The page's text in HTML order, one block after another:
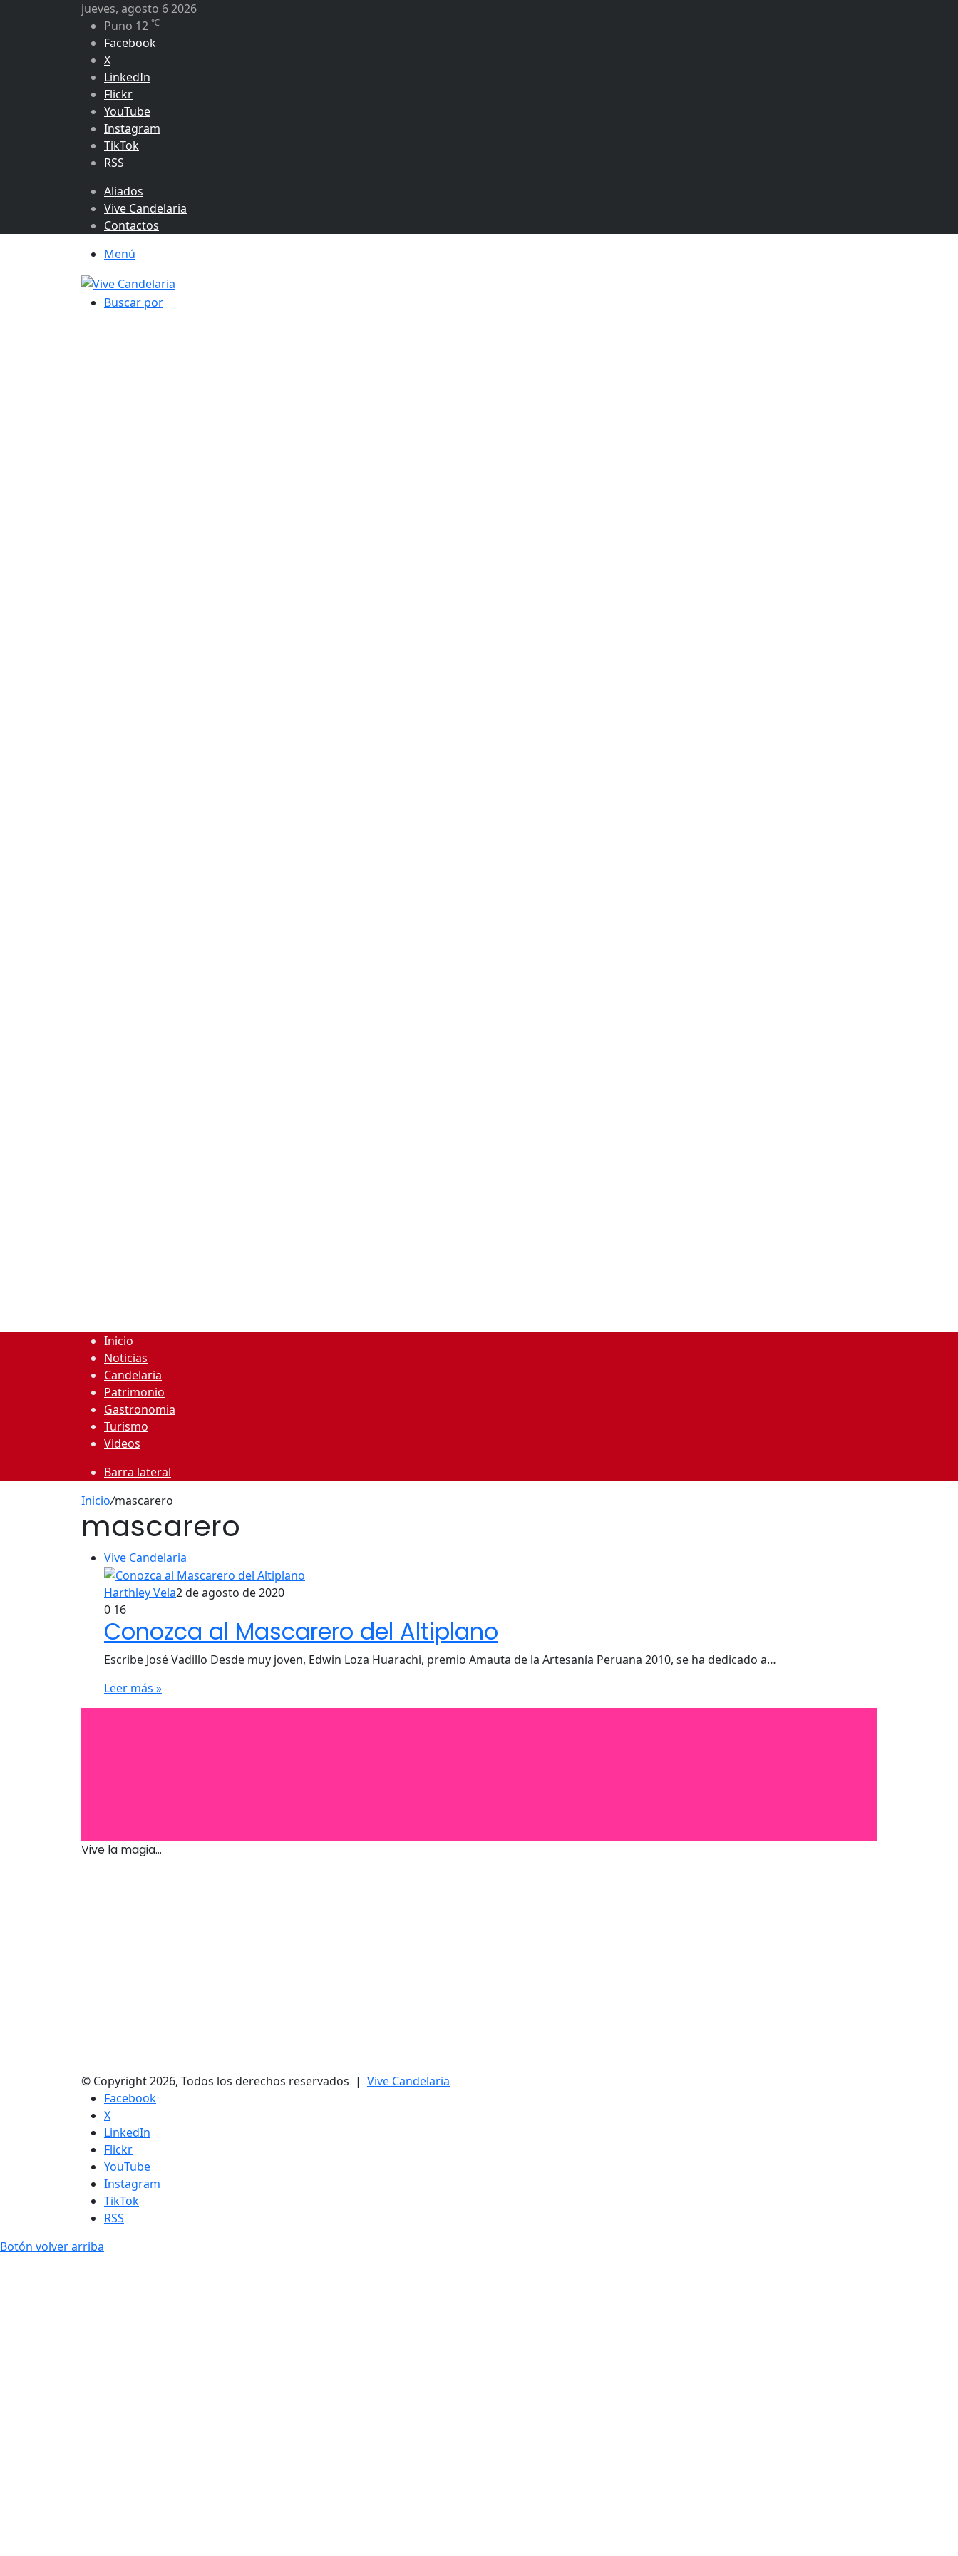
jueves, agosto 6 2026
Puno 12 ℃
Facebook
X
LinkedIn
Flickr
YouTube
Instagram
TikTok
RSS
Aliados
Vive Candelaria
Contactos
Menú
Buscar por
Inicio
Noticias
Candelaria
Patrimonio
Gastronomia
Turismo
Videos
Barra lateral
Inicio/mascarero
mascarero
Vive Candelaria
Harthley Vela2 de agosto de 2020
0 16
Conozca al Mascarero del Altiplano
Escribe José Vadillo Desde muy joven, Edwin Loza Huarachi, premio Amauta de la Artesanía Peruana 2010, se ha dedicado a…
Leer más »
Vive la magia...
© Copyright 2026, Todos los derechos reservados | Vive Candelaria
Facebook
X
LinkedIn
Flickr
YouTube
Instagram
TikTok
RSS
Botón volver arriba